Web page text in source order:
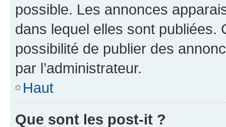
possible. Les annonces
dans lequel elles sont publiées.
possibilité de publier des
par l’administrateur.
Haut
Que sont les post-it ?